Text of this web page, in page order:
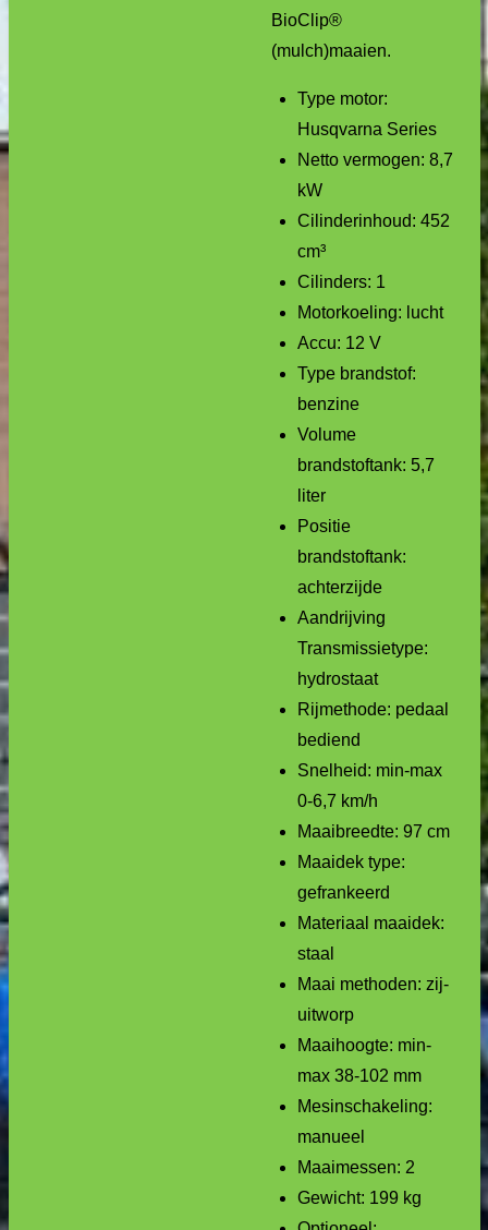
BioClip®
(mulch)maaien.
Type motor:
Husqvarna Series
Netto vermogen: 8,7
kW
Cilinderinhoud: 452
cm³
Cilinders: 1
Motorkoeling: lucht
Accu: 12 V
Type brandstof:
benzine
Volume
brandstoftank: 5,7
liter
Positie
brandstoftank:
achterzijde
Aandrijving
Transmissietype:
hydrostaat
Rijmethode: pedaal
bediend
Snelheid: min-max
0-6,7 km/h
Maaibreedte: 97 cm
Maaidek type:
gefrankeerd
Materiaal maaidek:
staal
Maai methoden: zij-
uitworp
Maaihoogte: min-
max 38-102 mm
Mesinschakeling:
manueel
Maaimessen: 2
Gewicht: 199 kg